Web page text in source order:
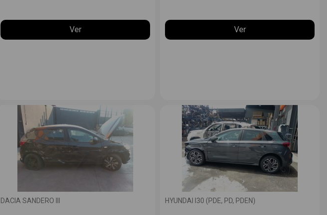
Ver Ver
DACIA SANDERO III HYUNDAI I30 (PDE, PD, PDEN)